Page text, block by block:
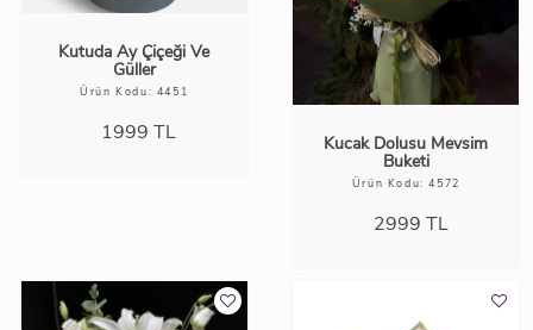
Kutuda Ay Çiçeği Ve
Güller
Ürün Kodu: 4451
1999 TL Kucak Dolusu Mevsim
Buketi
Ürün Kodu: 4572
2999 TL